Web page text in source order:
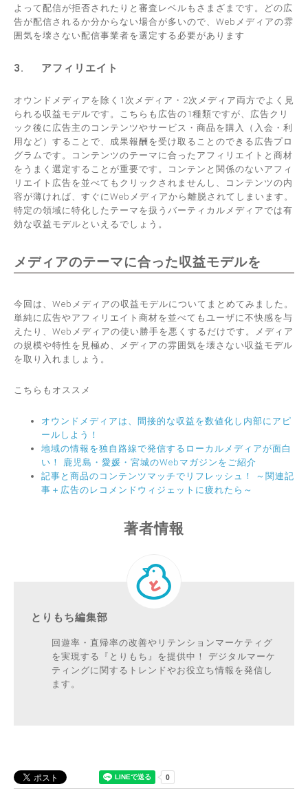
よって配信が拒否されたりと審査レベルもさまざまです。どの広
告が配信されるか分からない場合が多いので、Webメディアの雰
囲気を壊さない配信事業者を選定する必要があります
3. アフィリエイト
オウンドメディアを除く1次メディア・2次メディア両方でよく見
られる収益モデルです。こちらも広告の1種類ですが、広告クリ
ック後に広告主のコンテンツやサービス・商品を購入（入会・利
用など）することで、成果報酬を受け取ることのできる広告プロ
グラムです。コンテンツのテーマに合ったアフィリエイトと商材
をうまく選定することが重要です。コンテンと関係のないアフィ
リエイト広告を並べてもクリックされませんし、コンテンツの内
容が薄ければ、すぐにWebメディアから離脱されてしまいます。
特定の領域に特化したテーマを扱うバーティカルメディアでは有
効な収益モデルといえるでしょう。
メディアのテーマに合った収益モデルを
今回は、Webメディアの収益モデルについてまとめてみました。
単純に広告やアフィリエイト商材を並べてもユーザに不快感を与
えたり、Webメディアの使い勝手を悪くするだけです。メディア
の規模や特性を見極め、メディアの雰囲気を壊さない収益モデル
を取り入れましょう。
こちらもオススメ
オウンドメディアは、間接的な収益を数値化し内部にアピ
ールしよう！
地域の情報を独自路線で発信するローカルメディアが面白
い！ 鹿児島・愛媛・宮城のWebマガジンをご紹介
記事と商品のコンテンツマッチでリフレッシュ！ ～関連記
事＋広告のレコメンドウィジェットに疲れたら～
著者情報
とりもち編集部
回遊率・直帰率の改善やリテンションマーケティグ
を実現する『とりもち』を提供中！ デジタルマーケ
ティングに関するトレンドやお役立ち情報を発信し
ます。